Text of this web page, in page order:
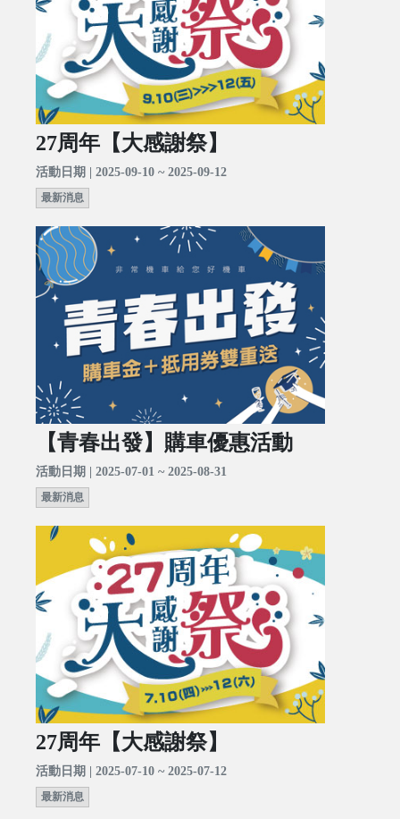
27周年【大感謝祭】
活動日期 | 2025-09-10 ~ 2025-09-12
最新消息
【青春出發】購車優惠活動
活動日期 | 2025-07-01 ~ 2025-08-31
最新消息
27周年【大感謝祭】
活動日期 | 2025-07-10 ~ 2025-07-12
最新消息